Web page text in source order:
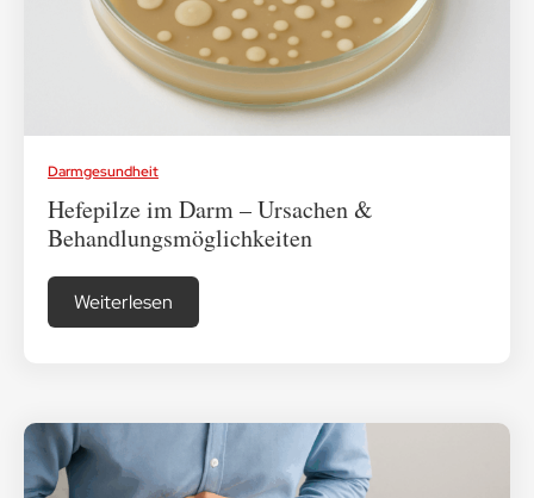
Darmgesundheit
Hefepilze im Darm – Ursachen &
Behandlungsmöglichkeiten
Weiterlesen